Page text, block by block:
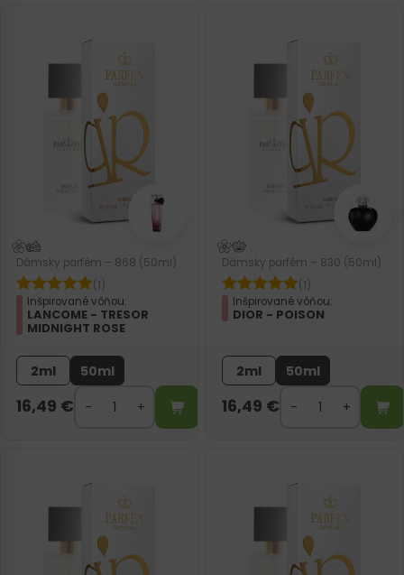
Dámsky parfém – 868 (50ml)
(1)
Inšpirované vôňou:
LANCOME - TRESOR
MIDNIGHT ROSE
2ml 50ml
16,49 €
Dámsky parfém – 830 (50ml)
(1)
Inšpirované vôňou:
DIOR - POISON
2ml 50ml
16,49 €